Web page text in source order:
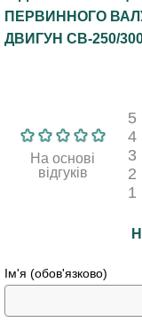
ПЕРВИННОГО
ДВИГУН CB-250/
На основі
відгуків
5
4
3
2
1
Ім'я (обов'язково)